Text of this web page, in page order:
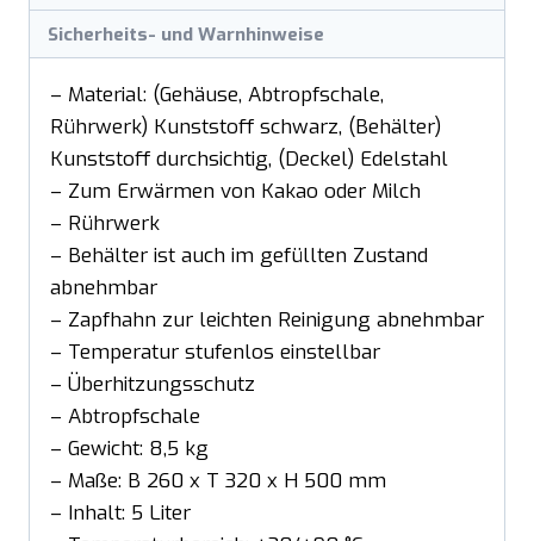
Sicherheits- und Warnhinweise
– Material: (Gehäuse, Abtropfschale,
Rührwerk) Kunststoff schwarz, (Behälter)
Kunststoff durchsichtig, (Deckel) Edelstahl
– Zum Erwärmen von Kakao oder Milch
– Rührwerk
– Behälter ist auch im gefüllten Zustand
abnehmbar
– Zapfhahn zur leichten Reinigung abnehmbar
– Temperatur stufenlos einstellbar
– Überhitzungsschutz
– Abtropfschale
– Gewicht: 8,5 kg
– Maße: B 260 x T 320 x H 500 mm
– Inhalt: 5 Liter